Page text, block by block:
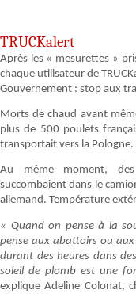
TRUCKalert
Après les « mesurettes »
chaque utilisateur de
Gouvernement : stop aux
Morts de chaud avant
plus de 500 poulets
transportait vers la Pologne.
Au même moment,
succombaient dans le
allemand. Température
« Quand on pense à la
pense aux abattoirs ou aux
durant des heures dans
soleil de plomb est une
explique Adeline Colonat,